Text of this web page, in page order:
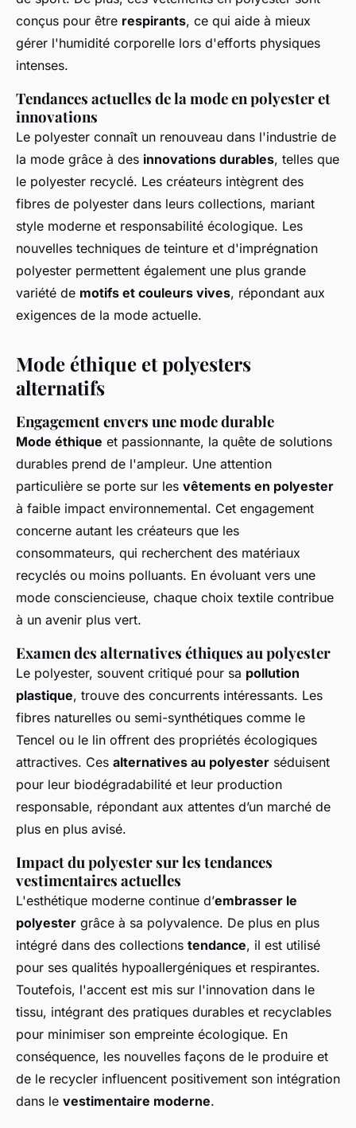
conçus pour être respirants, ce qui aide à mieux
gérer l'humidité corporelle lors d'efforts physiques
intenses.
Tendances actuelles de la mode en polyester et
innovations
Le polyester connaît un renouveau dans l'industrie de
la mode grâce à des innovations durables, telles que
le polyester recyclé. Les créateurs intègrent des
fibres de polyester dans leurs collections, mariant
style moderne et responsabilité écologique. Les
nouvelles techniques de teinture et d'imprégnation
polyester permettent également une plus grande
variété de motifs et couleurs vives, répondant aux
exigences de la mode actuelle.
Mode éthique et polyesters
alternatifs
Engagement envers une mode durable
Mode éthique et passionnante, la quête de solutions
durables prend de l'ampleur. Une attention
particulière se porte sur les vêtements en polyester
à faible impact environnemental. Cet engagement
concerne autant les créateurs que les
consommateurs, qui recherchent des matériaux
recyclés ou moins polluants. En évoluant vers une
mode consciencieuse, chaque choix textile contribue
à un avenir plus vert.
Examen des alternatives éthiques au polyester
Le polyester, souvent critiqué pour sa pollution
plastique, trouve des concurrents intéressants. Les
fibres naturelles ou semi-synthétiques comme le
Tencel ou le lin offrent des propriétés écologiques
attractives. Ces alternatives au polyester séduisent
pour leur biodégradabilité et leur production
responsable, répondant aux attentes d’un marché de
plus en plus avisé.
Impact du polyester sur les tendances
vestimentaires actuelles
L'esthétique moderne continue d’embrasser le
polyester grâce à sa polyvalence. De plus en plus
intégré dans des collections tendance, il est utilisé
pour ses qualités hypoallergéniques et respirantes.
Toutefois, l'accent est mis sur l'innovation dans le
tissu, intégrant des pratiques durables et recyclables
pour minimiser son empreinte écologique. En
conséquence, les nouvelles façons de le produire et
de le recycler influencent positivement son intégration
dans le vestimentaire moderne.